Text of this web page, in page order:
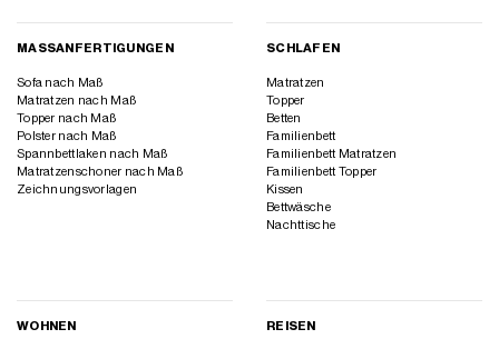
MASSANFERTIGUNGEN
Sofa nach Maß
Matratzen nach Maß
Topper nach Maß
Polster nach Maß
Spannbettlaken nach Maß
Matratzenschoner nach Maß
Zeichnungsvorlagen
SCHLAFEN
Matratzen
Topper
Betten
Familienbett
Familienbett Matratzen
Familienbett Topper
Kissen
Bettwäsche
Nachttische
WOHNEN REISEN